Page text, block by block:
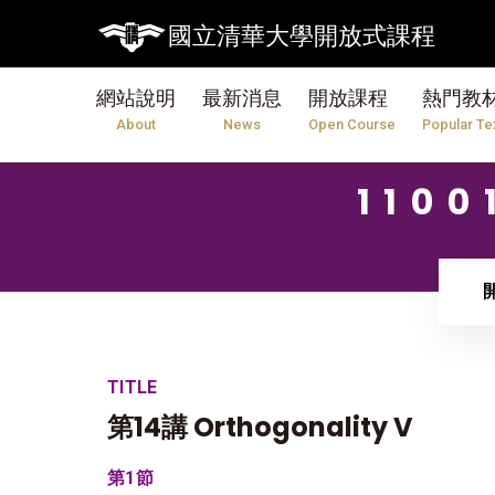
國立清華大學開放式課程
網站說明
About
最新消息
News
開放課程
Open Course
熱門教
Popular
TITLE
第14講 Orthogonality V
第1節